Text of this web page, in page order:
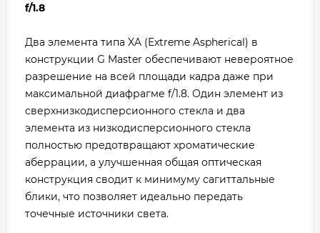
f/1.8
Два элемента типа XA (Extreme Aspherical) в
конструкции G Master обеспечивают невероятное
разрешение на всей площади кадра даже при
максимальной диафрагме f/1.8. Один элемент из
сверхнизкодисперсионного стекла и два
элемента из низкодисперсионного стекла
полностью предотвращают хроматические
аберрации, а улучшенная общая оптическая
конструкция сводит к минимуму сагиттальные
блики, что позволяет идеально передать
точечные источники света.